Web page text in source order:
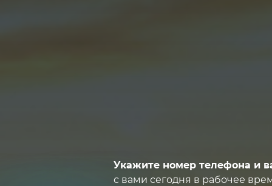
Укажите номер телефона и
с вами сегодня в рабочее